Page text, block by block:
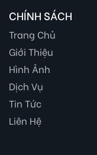
CHÍNH SÁCH
Trang Chủ
Giới Thiệu
Hình Ảnh
Dịch Vụ
Tin Tức
Liên Hệ